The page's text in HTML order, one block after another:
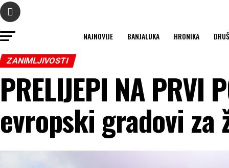
NAJNOVIJE BANJALUKA HRONIKA
ZANIMLJIVOSTI
PRELIJEPI NA PRVI
evropski gradovi za